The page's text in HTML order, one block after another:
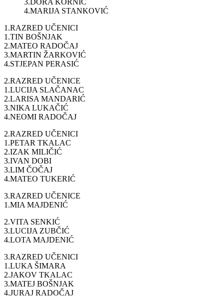
3.DORA KORNIĆ
4.MARIJA STANKOVIĆ
1.RAZRED UČENICI
1.TIN BOŠNJAK
2.MATEO RADOČAJ
3.MARTIN ŽARKOVIĆ
4.STJEPAN PERASIĆ
2.RAZRED UČENICE
1.LUCIJA SLAČANAC
2.LARISA MANDARIĆ
3.NIKA LUKAČIĆ
4.NEOMI RADOČAJ
2.RAZRED UČENICI
1.PETAR TKALAC
2.IZAK MILIČIĆ
3.IVAN DOBI
3.LIM ČOČAJ
4.MATEO TUKERIĆ
3.RAZRED UČENICE
1.MIA MAJDENIĆ
2.VITA SENKIĆ
3.LUCIJA ZUBČIĆ
4.LOTA MAJDENIĆ
3.RAZRED UČENICI
1.LUKA ŠIMARA
2.JAKOV TKALAC
3.MATEJ BOŠNJAK
4.JURAJ RADOČAJ